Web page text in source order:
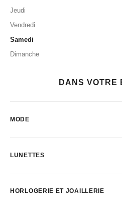
Jeudi
Vendredi
Samedi
Dimanche
DANS VOTRE
MODE
LUNETTES
HORLOGERIE ET JOAILLERIE